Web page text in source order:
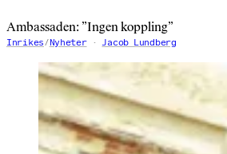
Ambassaden: ”Ingen koppling”
Inrikes/Nyheter Jacob Lundberg